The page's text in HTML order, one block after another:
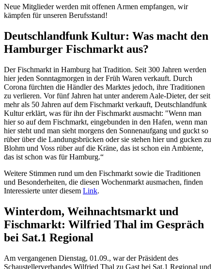
Neue Mitglieder werden mit offenen Armen empfangen, wir
kämpfen für unseren Berufsstand!
Deutschlandfunk Kultur: Was macht den
Hamburger Fischmarkt aus?
Der Fischmarkt in Hamburg hat Tradition. Seit 300 Jahren werden
hier jeden Sonntagmorgen in der Früh Waren verkauft. Durch
Corona fürchten die Händler des Marktes jedoch, ihre Traditionen
zu verlieren. Vor fünf Jahren hat unter anderem Aale-Dieter, der seit
mehr als 50 Jahren auf dem Fischmarkt verkauft, Deutschlandfunk
Kultur erklärt, was für ihn der Fischmarkt ausmacht: "Wenn man
hier so auf dem Fischmarkt, eingebunden in den Hafen, wenn man
hier steht und man sieht morgens den Sonnenaufgang und guckt so
rüber über die Landungsbrücken oder sie stehen hier und gucken zu
Blohm und Voss rüber auf die Kräne, das ist schon ein Ambiente,
das ist schon was für Hamburg.“
Weitere Stimmen rund um den Fischmarkt sowie die Traditionen
und Besonderheiten, die diesen Wochenmarkt ausmachen, finden
Interessierte unter diesem Link.
Winterdom, Weihnachtsmarkt und
Fischmarkt: Wilfried Thal im Gespräch
bei Sat.1 Regional
Am vergangenen Dienstag, 01.09., war der Präsident des
Schaustellerverbandes Wilfried Thal zu Gast bei Sat.1 Regional und